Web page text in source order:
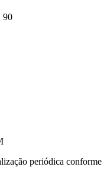
90
periódica conforme